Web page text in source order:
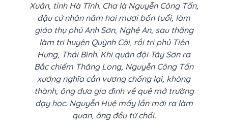
Xuân, tỉnh Hà Tĩnh. Cha là Nguyễn Công Tấn,
đậu cử nhân năm hai mươi bốn tuổi, làm
giáo thụ phủ Anh Sơn, Nghệ An, sau thăng
làm tri huyện Quỳnh Côi, rồi tri phủ Tiên
Hưng, Thái Bình. Khi quân đội Tây Sơn ra
Bắc chiếm Thăng Long, Nguyễn Công Tấn
xướng nghĩa cần vương chống lại, không
thành, ông đưa gia đình về quê mở trường
dạy học. Nguyễn Huệ mấy lần mời ra làm
quan, ông đều từ chối.